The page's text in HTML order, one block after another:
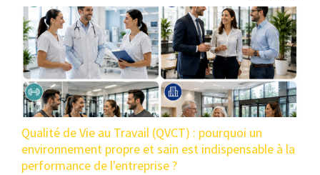
Qualité de Vie au Travail (QVCT) : pourquoi un
environnement propre et sain est indispensable à la
performance de l'entreprise ?